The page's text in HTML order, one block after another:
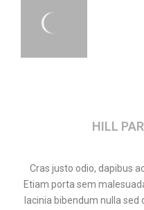
HILL
Cras justo odio, dapibus
Etiam porta sem
lacinia bibendum nulla sed